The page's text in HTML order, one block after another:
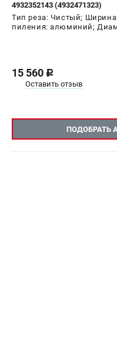
4932352143 (4932471323)
Тип реза: Чистый;
пиления: алюминий;
15 560 c
Оставить отзыв
ПОДОБРАТЬ